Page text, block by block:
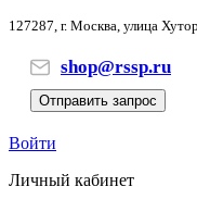
127287, г. Москва, улица
shop@rssp.ru
Отправить запрос
Войти
Личный кабинет